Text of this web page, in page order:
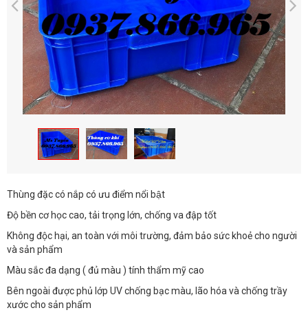
Thùng đặc có nắp có ưu điểm nổi bật
Độ bền cơ học cao, tải trọng lớn, chống va đập tốt
Không độc hại, an toàn với môi trường, đảm bảo sức khoẻ cho người
và sản phẩm
Màu sắc đa dạng ( đủ màu ) tính thẩm mỹ cao
Bên ngoài được phủ lớp UV chống bạc màu, lão hóa và chống trầy
xước cho sản phẩm